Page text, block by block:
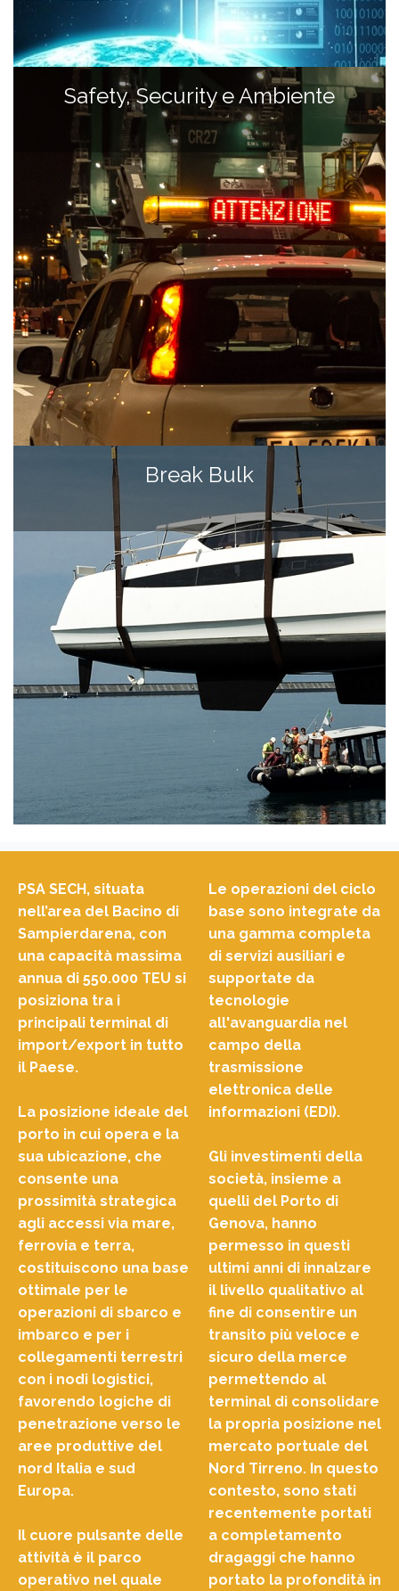
Safety, Security e Ambiente
Break Bulk
PSA SECH, situata
nell’area del Bacino di
Sampierdarena, con
una capacità massima
annua di 550.000 TEU si
posiziona tra i
principali terminal di
import/export in tutto
il Paese.
La posizione ideale del
porto in cui opera e la
sua ubicazione, che
consente una
prossimità strategica
agli accessi via mare,
ferrovia e terra,
costituiscono una base
ottimale per le
operazioni di sbarco e
imbarco e per i
collegamenti terrestri
con i nodi logistici,
favorendo logiche di
penetrazione verso le
aree produttive del
nord Italia e sud
Europa.
Il cuore pulsante delle
attività è il parco
operativo nel quale
Le operazioni del ciclo
base sono integrate da
una gamma completa
di servizi ausiliari e
supportate da
tecnologie
all'avanguardia nel
campo della
trasmissione
elettronica delle
informazioni (EDI).
Gli investimenti della
società, insieme a
quelli del Porto di
Genova, hanno
permesso in questi
ultimi anni di innalzare
il livello qualitativo al
fine di consentire un
transito più veloce e
sicuro della merce
permettendo al
terminal di consolidare
la propria posizione nel
mercato portuale del
Nord Tirreno. In questo
contesto, sono stati
recentemente portati
a completamento
dragaggi che hanno
portato la profondità in